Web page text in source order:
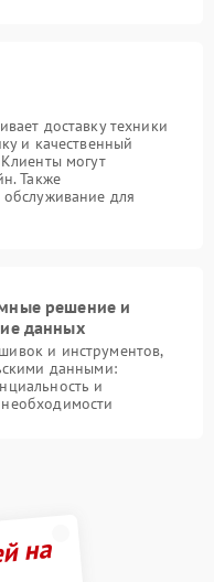
доставку техники
и качественный
могут
Также
обслуживание для
решение и
данных
и инструментов,
данными:
и
на